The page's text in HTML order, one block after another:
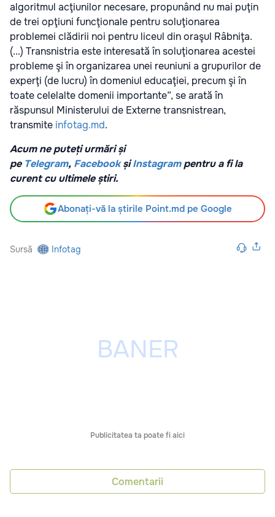
algoritmul acţiunilor necesare, propunând nu mai puţin
de trei opţiuni funcţionale pentru soluţionarea
problemei clădirii noi pentru liceul din oraşul Râbniţa.
(...) Transnistria este interesată în soluţionarea acestei
probleme şi în organizarea unei reuniuni a grupurilor de
experţi (de lucru) în domeniul educaţiei, precum şi în
toate celelalte domenii importante”, se arată în
răspunsul Ministerului de Externe transnistrean,
transmite infotag.md.
Acum ne puteți urmări și
pe Telegram, Facebook șiInstagrampentru a fi la
curent cu ultimele știri.
Abonați-vă la știrile Point.md pe Google
Sursă Infotag
Publicitatea ta poate fi aici
Comentarii